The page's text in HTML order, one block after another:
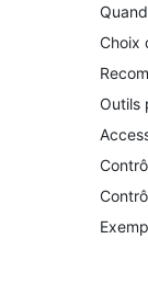
Choix
Outils